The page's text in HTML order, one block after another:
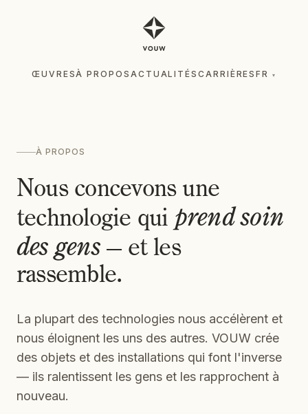
ŒUVRESÀ PROPOS ACTUALITÉSCARRIÈRESFR ▾
À PROPOS
Nous concevons une
technologie qui prend soin
des gens— et les
rassemble.
La plupart des technologies nous accélèrent et
nous éloignent les uns des autres. VOUW crée
des objets et des installations qui font l'inverse
— ils ralentissent les gens et les rapprochent à
nouveau.